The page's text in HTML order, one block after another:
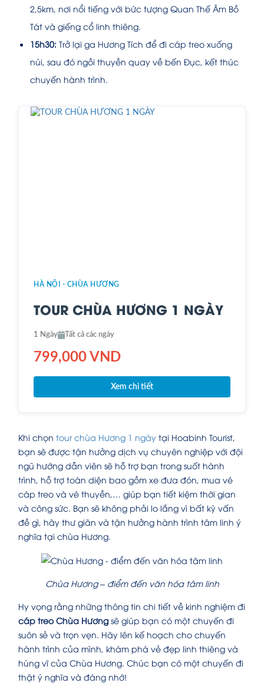
2,5km, nơi nổi tiếng với bức tượng Quan Thế Âm Bồ
Tát và giếng cổ linh thiêng.
15h30: Trở lại ga Hương Tích để đi cáp treo xuống
núi, sau đó ngồi thuyền quay về bến Đục, kết thúc
chuyến hành trình.
HÀ NỘI - CHÙA HƯƠNG
TOUR CHÙA HƯƠNG 1 NGÀY
1 Ngày Tất cả các ngày
799,000 VND
Xem chi tiết
Khi chọn tour chùa Hương 1 ngày tại Hoabinh Tourist,
bạn sẽ được tận hưởng dịch vụ chuyên nghiệp với đội
ngũ hướng dẫn viên sẽ hỗ trợ bạn trong suốt hành
trình, hỗ trợ toàn diện bao gồm xe đưa đón, mua vé
cáp treo và vé thuyền,… giúp bạn tiết kiệm thời gian
và công sức. Bạn sẽ không phải lo lắng vì bất kỳ vấn
đề gì, hãy thư giãn và tận hưởng hành trình tâm linh ý
nghĩa tại chùa Hương.
Chùa Hương – điểm đến văn hóa tâm linh
Hy vọng rằng những thông tin chi tiết về kinh nghiệm đi
cáp treo Chùa Hương sẽ giúp bạn có một chuyến đi
suôn sẻ và trọn vẹn. Hãy lên kế hoạch cho chuyến
hành trình của mình, khám phá vẻ đẹp linh thiêng và
hùng vĩ của Chùa Hương. Chúc bạn có một chuyến đi
thật ý nghĩa và đáng nhớ!